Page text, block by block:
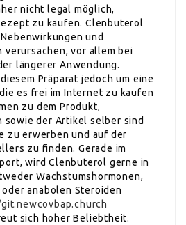
nicht legal möglich,
zu kaufen. Clenbuterol
und
vor allem bei
längerer Anwendung.
Präparat jedoch um eine
es frei im Internet zu kaufen
zu dem Produkt,
sowie der Artikel selber sind
zu erwerben und auf der
zu finden. Gerade im
wird Clenbuterol gerne in
Wachstumshormonen,
oder anabolen Steroiden
sich hoher Beliebtheit.